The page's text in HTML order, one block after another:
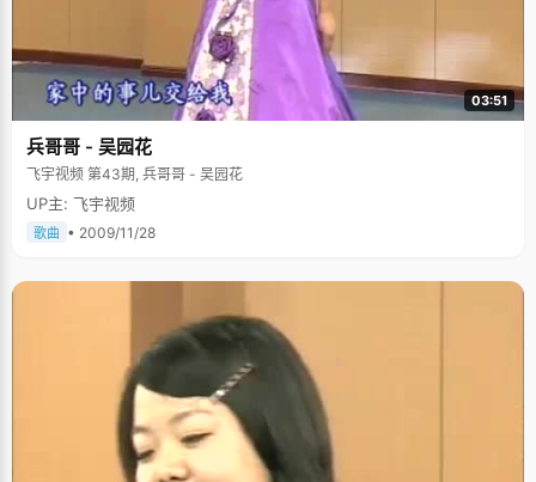
03:51
兵哥哥 - 吴园花
飞宇视频 第43期, 兵哥哥 - 吴园花
UP主: 飞宇视频
歌曲 • 2009/11/28